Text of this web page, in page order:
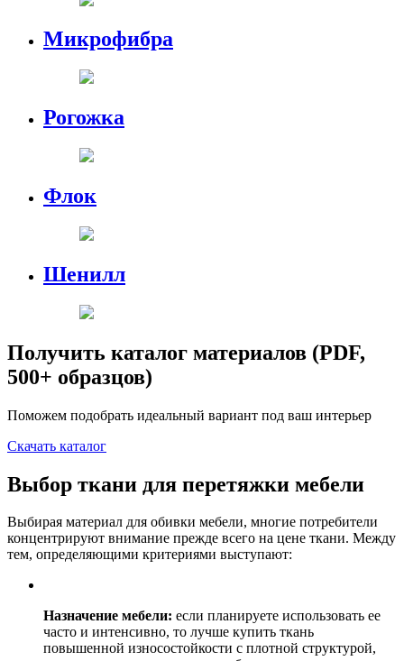
Микрофибра
Рогожка
Флок
Шенилл
Получить каталог материалов (PDF,
500+ образцов)
Поможем подобрать идеальный вариант под ваш интерьер
Скачать каталог
Выбор ткани для перетяжки мебели
Выбирая материал для обивки мебели, многие потребители
концентрируют внимание прежде всего на цене ткани. Между
тем, определяющими критериями выступают:
Назначение мебели: если планируете использовать ее
часто и интенсивно, то лучше купить ткань
повышенной износостойкости с плотной структурой,